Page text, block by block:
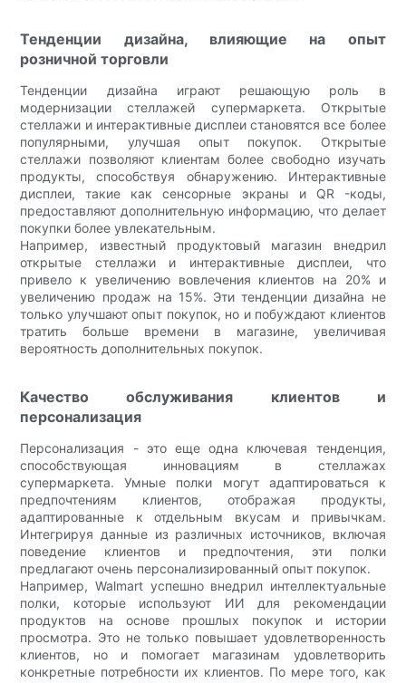
Тенденции дизайна, влияющие на опыт
розничной торговли
Тенденции дизайна играют решающую роль в
модернизации стеллажей супермаркета. Открытые
стеллажи и интерактивные дисплеи становятся все более
популярными, улучшая опыт покупок. Открытые
стеллажи позволяют клиентам более свободно изучать
продукты, способствуя обнаружению. Интерактивные
дисплеи, такие как сенсорные экраны и QR -коды,
предоставляют дополнительную информацию, что делает
покупки более увлекательным.
Например, известный продуктовый магазин внедрил
открытые стеллажи и интерактивные дисплеи, что
привело к увеличению вовлечения клиентов на 20% и
увеличению продаж на 15%. Эти тенденции дизайна не
только улучшают опыт покупок, но и побуждают клиентов
тратить больше времени в магазине, увеличивая
вероятность дополнительных покупок.
Качество обслуживания клиентов и
персонализация
Персонализация - это еще одна ключевая тенденция,
способствующая инновациям в стеллажах
супермаркета. Умные полки могут адаптироваться к
предпочтениям клиентов, отображая продукты,
адаптированные к отдельным вкусам и привычкам.
Интегрируя данные из различных источников, включая
поведение клиентов и предпочтения, эти полки
предлагают очень персонализированный опыт покупок.
Например, Walmart успешно внедрил интеллектуальные
полки, которые используют ИИ для рекомендации
продуктов на основе прошлых покупок и истории
просмотра. Это не только повышает удовлетворенность
клиентов, но и помогает магазинам удовлетворить
конкретные потребности их клиентов. По мере того, как